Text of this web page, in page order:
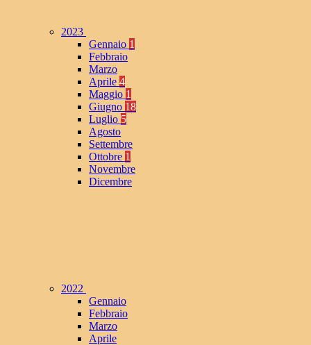
2023
Gennaio 1
Febbraio
Marzo
Aprile 4
Maggio 1
Giugno 18
Luglio 5
Agosto
Settembre
Ottobre 1
Novembre
Dicembre
2022
Gennaio
Febbraio
Marzo
Aprile